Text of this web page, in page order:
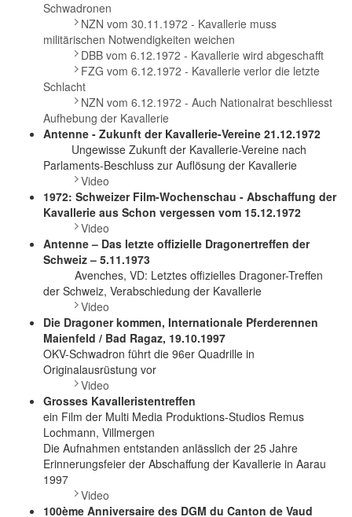
Schwadronen
NZN vom 30.11.1972 - Kavallerie muss
militärischen Notwendigkeiten weichen
DBB vom 6.12.1972 - Kavallerie wird abgeschafft
FZG vom 6.12.1972 - Kavallerie verlor die letzte
Schlacht
NZN vom 6.12.1972 - Auch Nationalrat beschliesst
Aufhebung der Kavallerie
Antenne - Zukunft der Kavallerie-Vereine 21.12.1972
Ungewisse Zukunft der Kavallerie-Vereine nach
Parlaments-Beschluss zur Auflösung der Kavallerie
Video
1972: Schweizer Film-Wochenschau - Abschaffung der
Kavallerie aus Schon vergessen vom 15.12.1972
Video
Antenne – Das letzte offizielle Dragonertreffen der
Schweiz – 5.11.1973
Avenches, VD: Letztes offizielles Dragoner-Treffen
der Schweiz, Verabschiedung der Kavallerie
Video
Die Dragoner kommen, Internationale Pferderennen
Maienfeld / Bad Ragaz, 19.10.1997
OKV-Schwadron führt die 96er Quadrille in
Originalausrüstung vor
Video
Grosses Kavalleristentreffen
ein Film der Multi Media Produktions-Studios Remus
Lochmann, Villmergen
Die Aufnahmen entstanden anlässlich der 25 Jahre
Erinnerungsfeier der Abschaffung der Kavallerie in Aarau
1997
Video
100ème Anniversaire des DGM du Canton de Vaud